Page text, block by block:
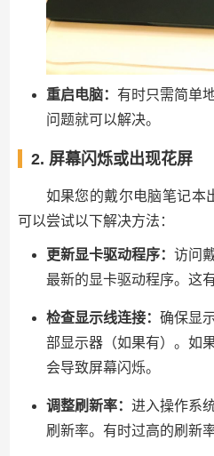
重启电脑： 有时只需简单
问题就可以解决。
2. 屏幕闪烁或出现花屏
如果您的戴尔电脑笔记本
可以尝试以下解决方法：
更新显卡驱动程序： 访问
最新的显卡驱动程序。这
检查显示线连接： 确保显
部显示器（如果有）。如
会导致屏幕闪烁。
调整刷新率： 进入操作系
刷新率。有时过高的刷新